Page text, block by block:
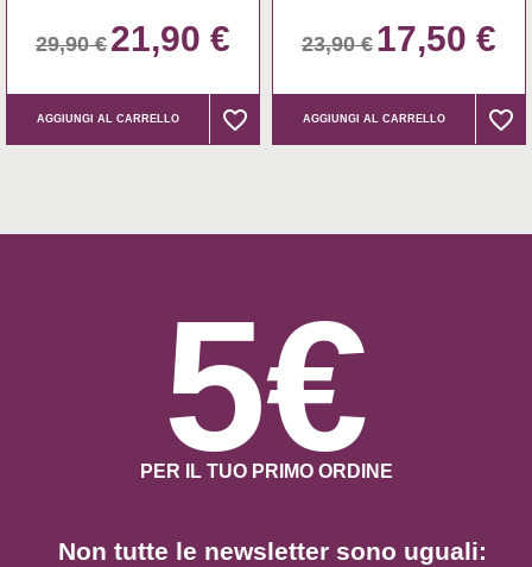
29,90 € 21,90 €
AGGIUNGI AL CARRELLO favorite_border
favorite_border
23,90 € 17,50 €
AGGIUNGI AL CARRELLO favorite_border
favorite_border
Non tutte le newsletter sono uguali:
5€
PER IL TUO PRIMO ORDINE